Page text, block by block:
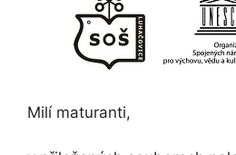
Milí maturanti,